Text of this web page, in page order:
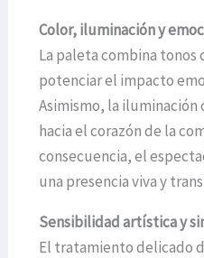
Color, iluminación y
La paleta combina tonos
potenciar el impacto
Asimismo, la
hacia el corazón de la
consecuencia, el
una presencia viva y
Sensibilidad artística y
El tratamiento delicado